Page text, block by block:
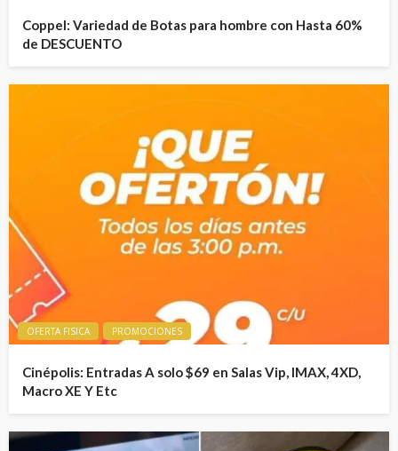
Coppel: Variedad de Botas para hombre con Hasta 60%
de DESCUENTO
OFERTA FISICA PROMOCIONES
Cinépolis: Entradas A solo $69 en Salas Vip, IMAX, 4XD,
Macro XE Y Etc